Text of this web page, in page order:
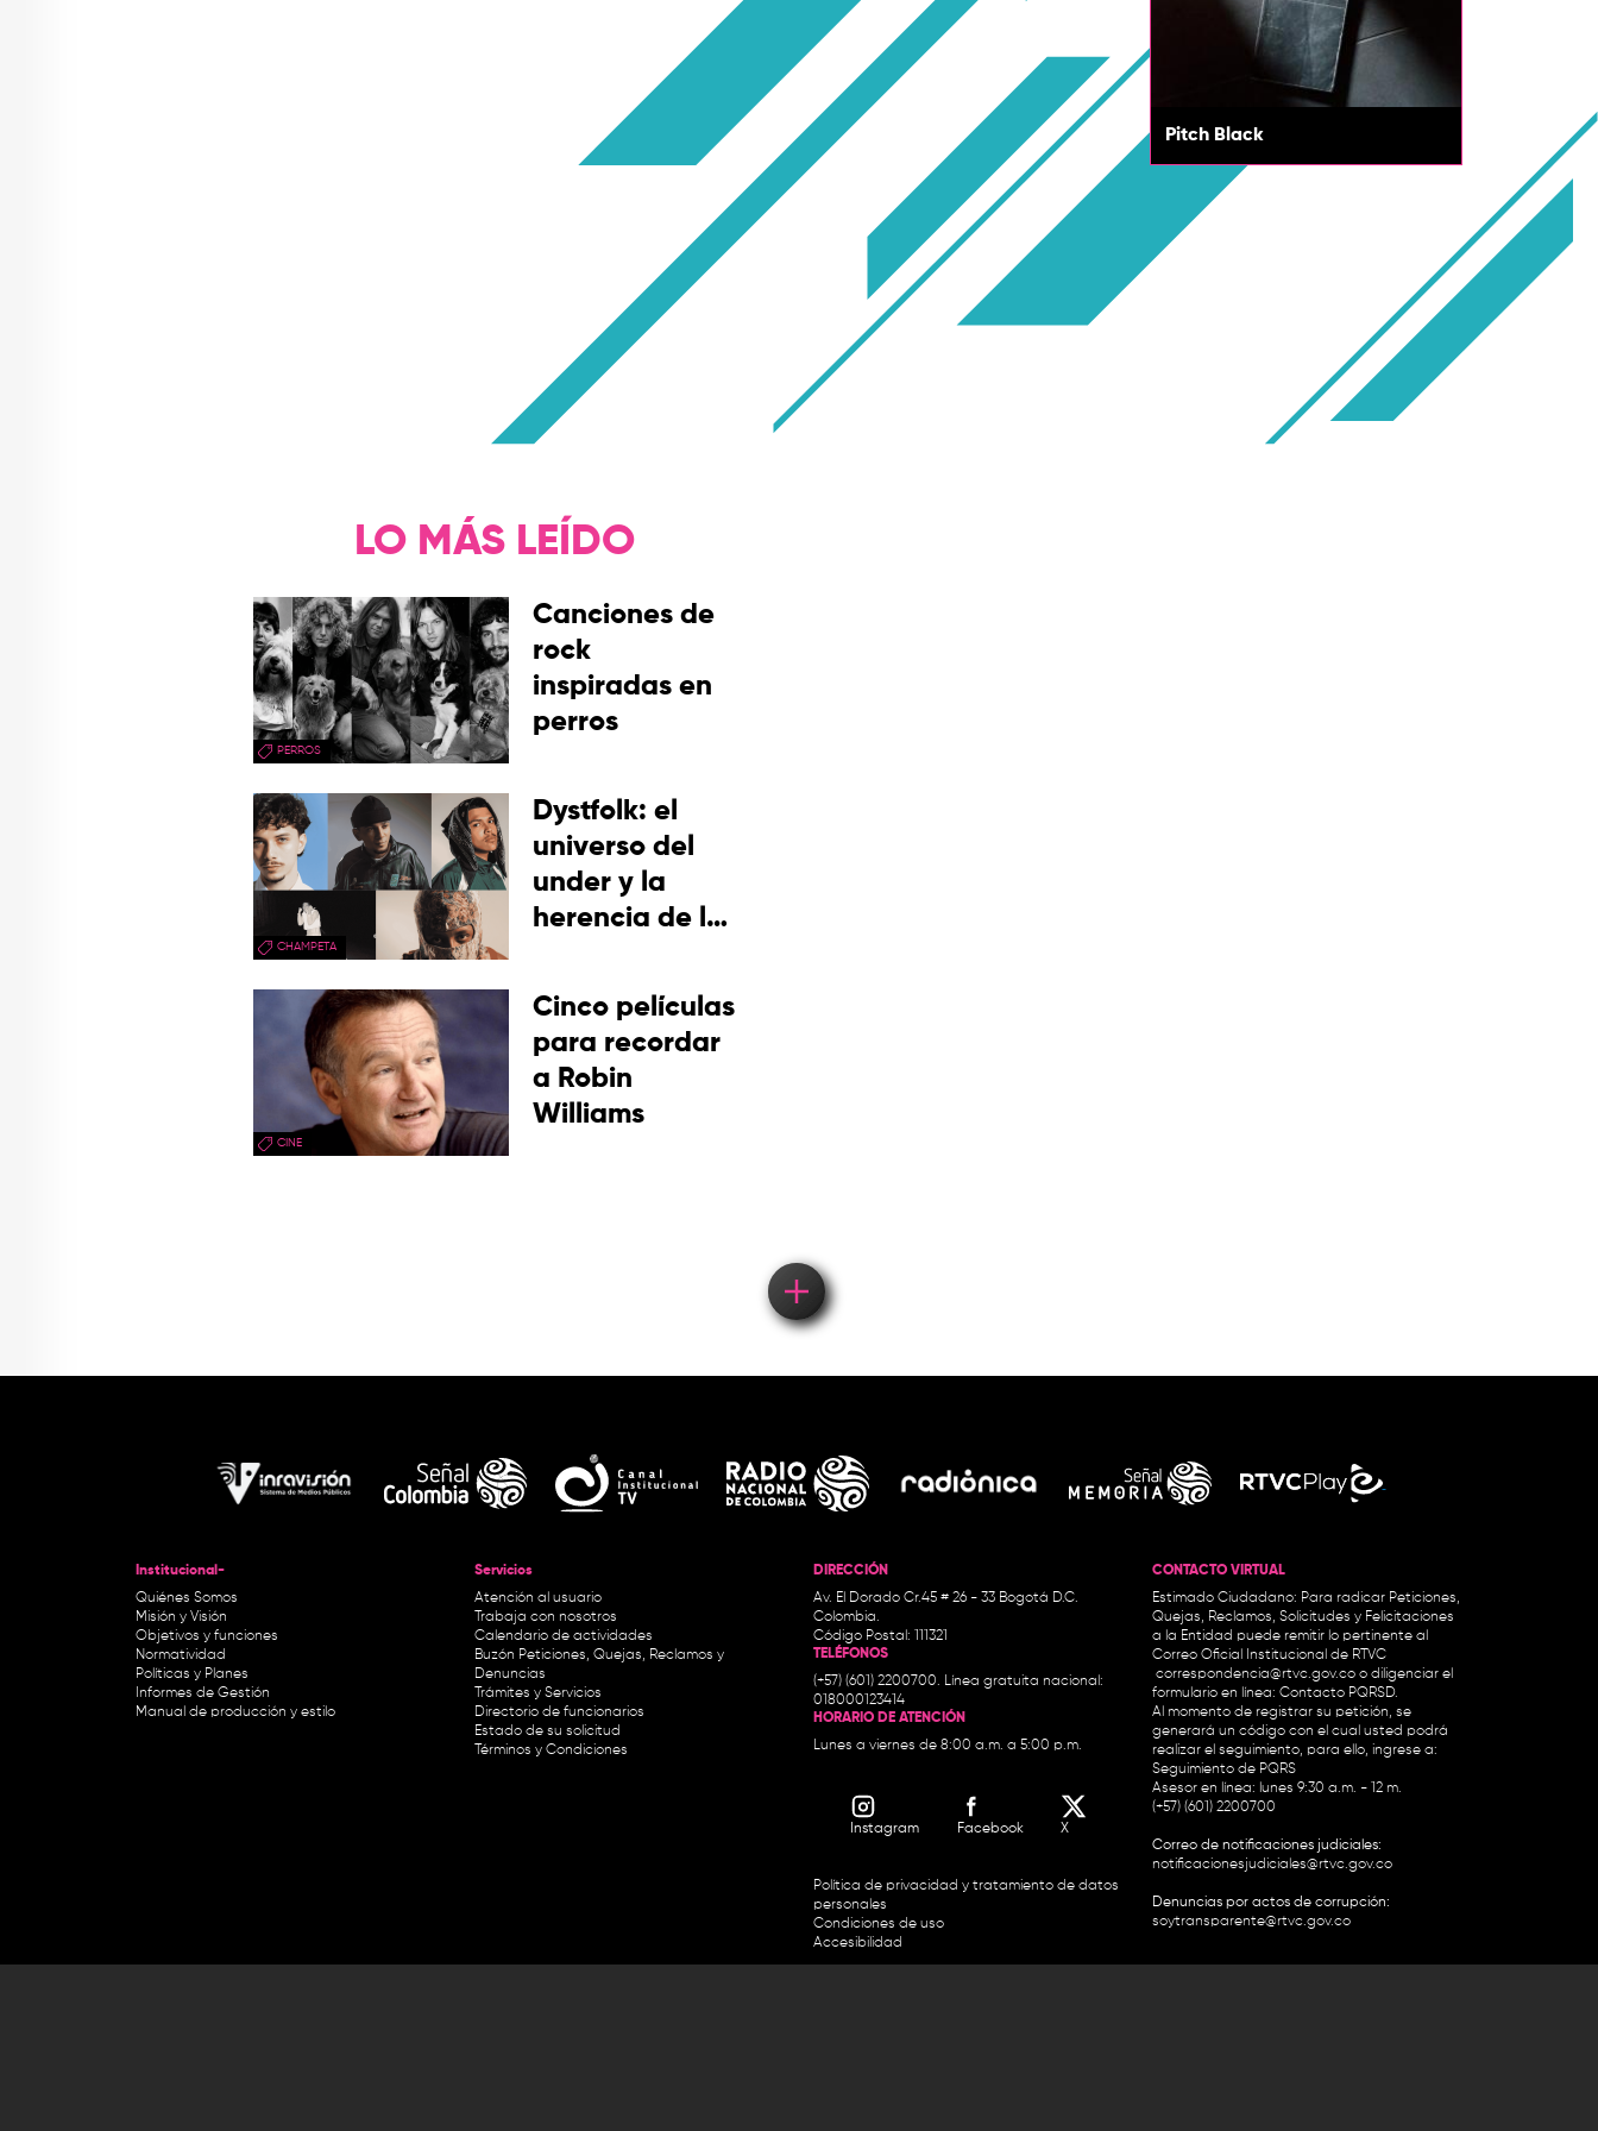
Pitch Black
LO MÁS LEÍDO
PERROS
Canciones de
rock
inspiradas en
perros
CHAMPETA
Dystfolk: el
universo del
under y la
herencia de la
picotera
CINE
Cinco películas
para recordar
a Robin
Williams
Institucional-
Quiénes Somos
Misión y Visión
Objetivos y funciones
Normatividad
Políticas y Planes
Informes de Gestión
Manual de producción y estilo
Servicios
Atención al usuario
Trabaja con nosotros
Calendario de actividades
Buzón Peticiones, Quejas, Reclamos y
Denuncias
Trámites y Servicios
Directorio de funcionarios
Estado de su solicitud
Términos y Condiciones
DIRECCIÓN
Av. El Dorado Cr.45 # 26 - 33 Bogotá D.C.
Colombia.
Código Postal: 111321
TELÉFONOS
(+57) (601) 2200700. Línea gratuita nacional:
018000123414
HORARIO DE ATENCIÓN
Lunes a viernes de 8:00 a.m. a 5:00 p.m.
Instagram Facebook X
Política de privacidad y tratamiento de datos
personales
Condiciones de uso
Accesibilidad
CONTACTO VIRTUAL
Estimado Ciudadano: Para radicar Peticiones,
Quejas, Reclamos, Solicitudes y Felicitaciones
a la Entidad puede remitir lo pertinente al
Correo Oficial Institucional de RTVC
correspondencia@rtvc.gov.co o diligenciar el
formulario en línea: Contacto PQRSD.
Al momento de registrar su petición, se
generará un código con el cual usted podrá
realizar el seguimiento, para ello, ingrese a:
Seguimiento de PQRS
Asesor en línea: lunes 9:30 a.m. - 12 m.
(+57) (601) 2200700
Correo de notificaciones judiciales:
notificacionesjudiciales@rtvc.gov.co
Denuncias por actos de corrupción:
soytransparente@rtvc.gov.co